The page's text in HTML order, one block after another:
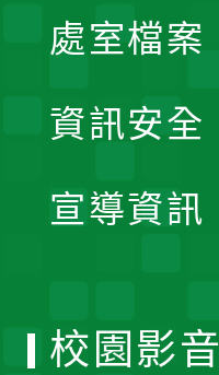
處室檔案
資訊安全
宣導資訊
校園影音